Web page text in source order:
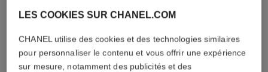
LES COOKIES SUR CHANEL.COM
CHANEL utilise des cookies et des technologies similaires
pour personnaliser le contenu et vous offrir une expérience
sur mesure, notamment des publicités et des